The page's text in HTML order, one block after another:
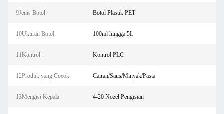
9Jenis Botol: Botol Plastik PET
10Ukuran Botol: 100ml hingga 5L
11Kontrol: Kontrol PLC
12Produk yang Cocok: Cairan/Saus/Minyak/Pasta
13Mengisi Kepala: 4-20 Nozel Pengisian